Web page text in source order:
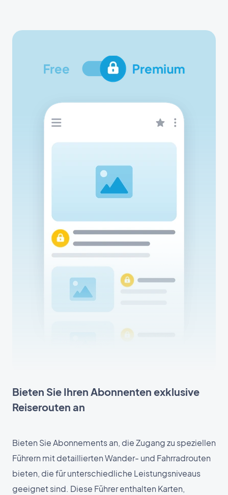
Bieten Sie Ihren Abonnenten exklusive
Reiserouten an
Bieten Sie Abonnements an, die Zugang zu speziellen
Führern mit detaillierten Wander- und Fahrradrouten
bieten, die für unterschiedliche Leistungsniveaus
geeignet sind. Diese Führer enthalten Karten,